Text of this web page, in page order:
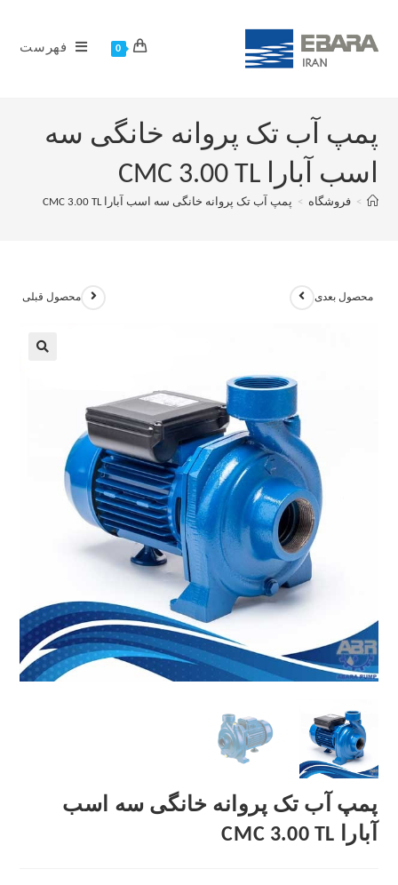
0 فهرست
پمپ آب تک پروانه خانگی سه
اسب آبارا CMC 3.00 TL
> فروشگاه > پمپ آب تک پروانه خانگی سه اسب آبارا CMC 3.00 TL
محصول قبلی محصول بعدی
پمپ آب تک پروانه خانگی سه اسب
آبارا CMC 3.00 TL